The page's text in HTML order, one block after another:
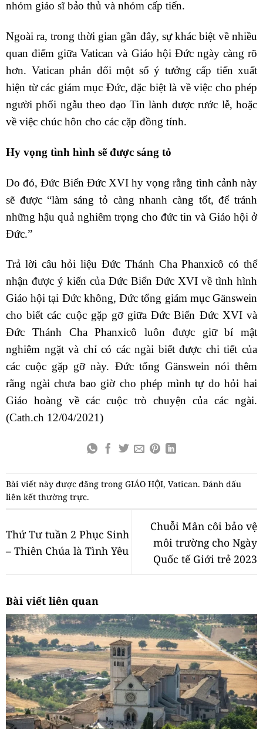
nhóm giáo sĩ bảo thủ và nhóm cấp tiến.
Ngoài ra, trong thời gian gần đây, sự khác biệt về nhiều
quan điểm giữa Vatican và Giáo hội Đức ngày càng rõ
hơn. Vatican phản đối một số ý tưởng cấp tiến xuất
hiện từ các giám mục Đức, đặc biệt là về việc cho phép
người phối ngẫu theo đạo Tin lành được rước lễ, hoặc
về việc chúc hôn cho các cặp đồng tính.
Hy vọng tình hình sẽ được sáng tỏ
Do đó, Đức Biển Đức XVI hy vọng rằng tình cảnh này
sẽ được “làm sáng tỏ càng nhanh càng tốt, để tránh
những hậu quả nghiêm trọng cho đức tin và Giáo hội ở
Đức.”
Trả lời câu hỏi liệu Đức Thánh Cha Phanxicô có thể
nhận được ý kiến của Đức Biển Đức XVI về tình hình
Giáo hội tại Đức không, Đức tổng giám mục Gänswein
cho biết các cuộc gặp gỡ giữa Đức Biển Đức XVI và
Đức Thánh Cha Phanxicô luôn được giữ bí mật
nghiêm ngặt và chỉ có các ngài biết được chi tiết của
các cuộc gặp gỡ này. Đức tổng Gänswein nói thêm
rằng ngài chưa bao giờ cho phép mình tự do hỏi hai
Giáo hoàng về các cuộc trò chuyện của các ngài.
(Cath.ch 12/04/2021)
Bài viết này được đăng trong GIÁO HỘI, Vatican. Đánh dấu
liên kết thường trực.
Thứ Tư tuần 2 Phục Sinh
– Thiên Chúa là Tình Yêu
Chuỗi Mân côi bảo vệ
môi trường cho Ngày
Quốc tế Giới trẻ 2023
Bài viết liên quan